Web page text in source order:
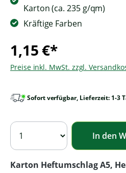
Karton (ca. 235 g/qm)
Kräftige Farben
1,15 €*
Preise inkl. MwSt. zzgl.
Sofort verfügbar, Lieferzeit: 1-3
In den
Karton Heftumschlag A5,